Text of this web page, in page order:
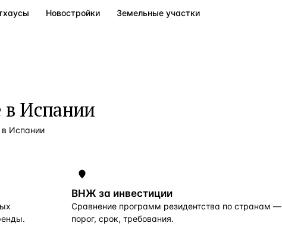
Новостройки Земельные участки
в Испании
Испании
ВНЖ за инвестиции
Сравнение программ резидентства по странам —
порог, срок, требования.